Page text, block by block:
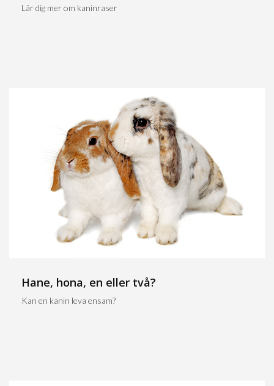
Lär dig mer om kaninraser
Hane, hona, en eller två?
Kan en kanin leva ensam?